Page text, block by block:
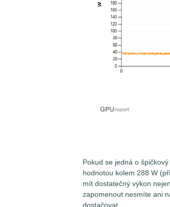
Pokud se jedná o
hodnotou kolem 288 W
mít dostatečný výkon
zapomenout nesmíte ani
dostačovat.